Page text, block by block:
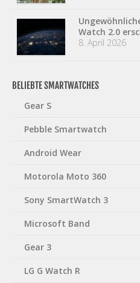
Watch 2.0
8. April 2026
BELIEBTE SMARTWATCHES
Gear S
Pebble Smartwatch
Android Wear
Motorola Moto 360
Sony SmartWatch 3
Microsoft Band
Gear 3
LG G Watch R